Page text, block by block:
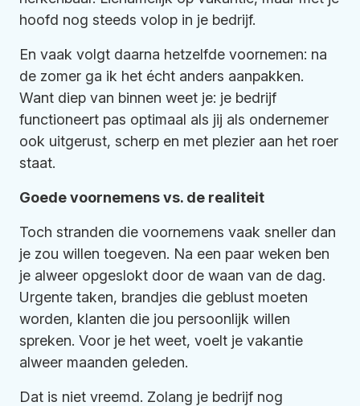
hoofd nog steeds volop in je bedrijf.
En vaak volgt daarna hetzelfde voornemen: na
de zomer ga ik het écht anders aanpakken.
Want diep van binnen weet je: je bedrijf
functioneert pas optimaal als jij als ondernemer
ook uitgerust, scherp en met plezier aan het roer
staat.
Goede voornemens vs. de realiteit
Toch stranden die voornemens vaak sneller dan
je zou willen toegeven. Na een paar weken ben
je alweer opgeslokt door de waan van de dag.
Urgente taken, brandjes die geblust moeten
worden, klanten die jou persoonlijk willen
spreken. Voor je het weet, voelt je vakantie
alweer maanden geleden.
Dat is niet vreemd. Zolang je bedrijf nog